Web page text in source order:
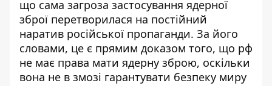
що сама загроза застосування ядерної
зброї перетворилася на постійний
наратив російської пропаганди. За його
словами, це є прямим доказом того, що рф
не має права мати ядерну зброю, оскільки
вона не в змозі гарантувати безпеку миру